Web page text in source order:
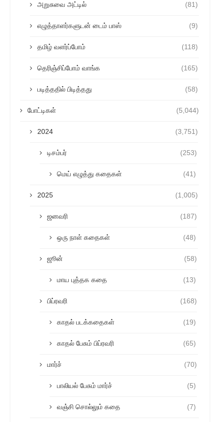
அறுசுவை அட்டில் (81)
எழுத்தாளர்களுடன் டைம் பாஸ் (9)
தமிழ் வளர்ப்போம் (118)
தெரிஞ்சிப்போம் வாங்க (165)
படித்ததில் பிடித்தது (58)
போட்டிகள் (5,044)
2024 (3,751)
டிசம்பர் (253)
மெய் எழுத்து கதைகள் (41)
2025 (1,005)
ஜனவரி (187)
ஒரு நாள் கதைகள் (48)
ஜூன் (58)
மாய புத்தக கதை (13)
பிப்ரவரி (168)
காதல் படக்கதைகள் (19)
காதல் பேசும் பிப்ரவரி (65)
மார்ச் (70)
பாலியல் பேசும் மார்ச் (5)
வஞ்சி சொல்லும் கதை (7)